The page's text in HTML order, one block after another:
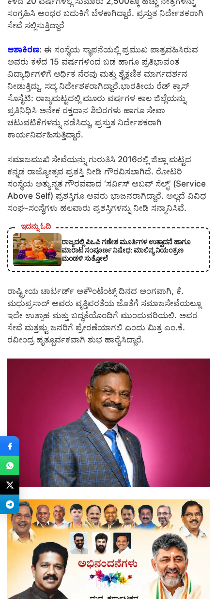
ಸಂಗ್ರಹಿಸಿ ಅಂಧರ ಬದುಕಿಗೆ ಬೆಳಕಾಗಿದ್ದಾರೆ. ಪ್ರಸ್ತುತ ನಿರ್ದೇಶಕರಾಗಿ
ಸೇವೆ ಸಲ್ಲಿಸುತ್ತಿದ್ದಾರೆ
ಆಶಾಕಿರಣ: ಈ ಸಂಸ್ಥೆಯ ಸ್ಥಾಪನೆಯಲ್ಲಿ ಪ್ರಮುಖ ಪಾತ್ರವಹಿಸಿರುವ
ಅವರು ಕಳೆದ 15 ವರ್ಷಗಳಿಂದ ಬಡ ಹಾಗೂ ಪ್ರತಿಭಾವಂತ
ವಿದ್ಯಾರ್ಥಿಗಳಿಗೆ ಆರ್ಥಿಕ ನೆರವು ಮತ್ತು ಶೈಕ್ಷಣಿಕ ಮಾರ್ಗದರ್ಶನ
ನೀಡುತ್ತಿದ್ದು, ಸದ್ಯ ನಿರ್ದೇಶಕರಾಗಿದ್ದಾರೆ.ಭಾರತೀಯ ರೆಡ್ ಕ್ರಾಸ್
ಸೊಸೈಟಿ: ರಾಜ್ಯಮಟ್ಟದಲ್ಲಿ ಮೂರು ವರ್ಷಗಳ ಕಾಲ ಜಿಲ್ಲೆಯನ್ನು
ಪ್ರತಿನಿಧಿಸಿ ಅನೇಕ ರಕ್ತದಾನ ಶಿಬಿರಗಳು ಹಾಗೂ ಸೇವಾ
ಚಟುವಟಿಕೆಗಳನ್ನು ನಡೆಸಿದ್ದು, ಪ್ರಸ್ತುತ ನಿರ್ದೇಶಕರಾಗಿ
ಕಾರ್ಯನಿರ್ವಹಿಸುತ್ತಿದ್ದಾರೆ.
ಸಮಾಜಮುಖಿ ಸೇವೆಯನ್ನು ಗುರುತಿಸಿ 2016ರಲ್ಲಿ ಜಿಲ್ಲಾ ಮಟ್ಟದ
ಕನ್ನಡ ರಾಜ್ಯೋತ್ಸವ ಪ್ರಶಸ್ತಿ ನೀಡಿ ಗೌರವಿಸಲಾಗಿದೆ. ರೋಟರಿ
ಸಂಸ್ಥೆಯ ಅತ್ಯುನ್ನತ ಗೌರವವಾದ ‘ಸರ್ವಿಸ್ ಅಬವ್ ಸೆಲ್ಫ್’ (Service
Above Self) ಪ್ರಶಸ್ತಿಗೂ ಅವರು ಭಾಜನರಾಗಿದ್ದಾರೆ. ಅಲ್ಲದೆ ವಿವಿಧ
ಸಂಘ-ಸಂಸ್ಥೆಗಳು ಹಲವಾರು ಪ್ರಶಸ್ತಿಗಳನ್ನು ನೀಡಿ ಸನ್ಮಾನಿಸಿವೆ.
ಇದನ್ನು ಓದಿ
ರಾಜ್ಯದಲ್ಲಿ ಪಿಒಪಿ ಗಣೇಶ ಮೂರ್ತಿಗಳ ಉತ್ಪಾದನೆ ಹಾಗೂ
ಮಾರಾಟ ಸಂಪೂರ್ಣ ನಿಷೇಧ: ಮಾಲಿನ್ಯ ನಿಯಂತ್ರಣ
ಮಂಡಳಿ ಸುತ್ತೋಲೆ
ರಾಷ್ಟ್ರೀಯ ಚಾರ್ಟರ್ಡ್ ಅಕೌಂಟೆಂಟ್ಸ್ ದಿನದ ಅಂಗವಾಗಿ, ಕೆ.
ಮಧುಪ್ರಸಾದ್ ಅವರು ವೃತ್ತಿಪರತೆಯ ಜೊತೆಗೆ ಸಮಾಜಸೇವೆಯಲ್ಲೂ
ಇದೇ ಉತ್ಸಾಹ ಮತ್ತು ಬದ್ಧತೆಯೊಂದಿಗೆ ಮುಂದುವರಿಯಲಿ. ಅವರ
ಸೇವೆ ಮತ್ತಷ್ಟು ಜನರಿಗೆ ಪ್ರೇರಣೆಯಾಗಲಿ ಎಂದು ಮಿತ್ರ ಎಂ.ಕೆ.
ರವೀಂದ್ರ ಹೃತ್ಪೂರ್ವಕವಾಗಿ ಶುಭ ಹಾರೈಸಿದ್ದಾರೆ.